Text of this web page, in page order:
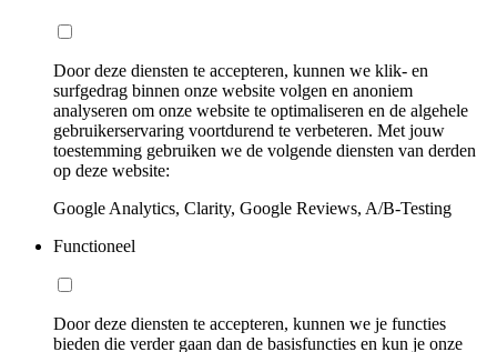
Door deze diensten te accepteren, kunnen we klik- en
surfgedrag binnen onze website volgen en anoniem
analyseren om onze website te optimaliseren en de algehele
gebruikerservaring voortdurend te verbeteren. Met jouw
toestemming gebruiken we de volgende diensten van derden
op deze website:
Google Analytics, Clarity, Google Reviews, A/B-Testing
Functioneel
Door deze diensten te accepteren, kunnen we je functies
bieden die verder gaan dan de basisfuncties en kun je onze